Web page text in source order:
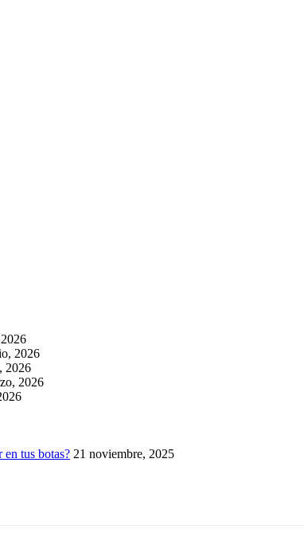
2026
2026
2026
tus botas? 21 noviembre, 2025